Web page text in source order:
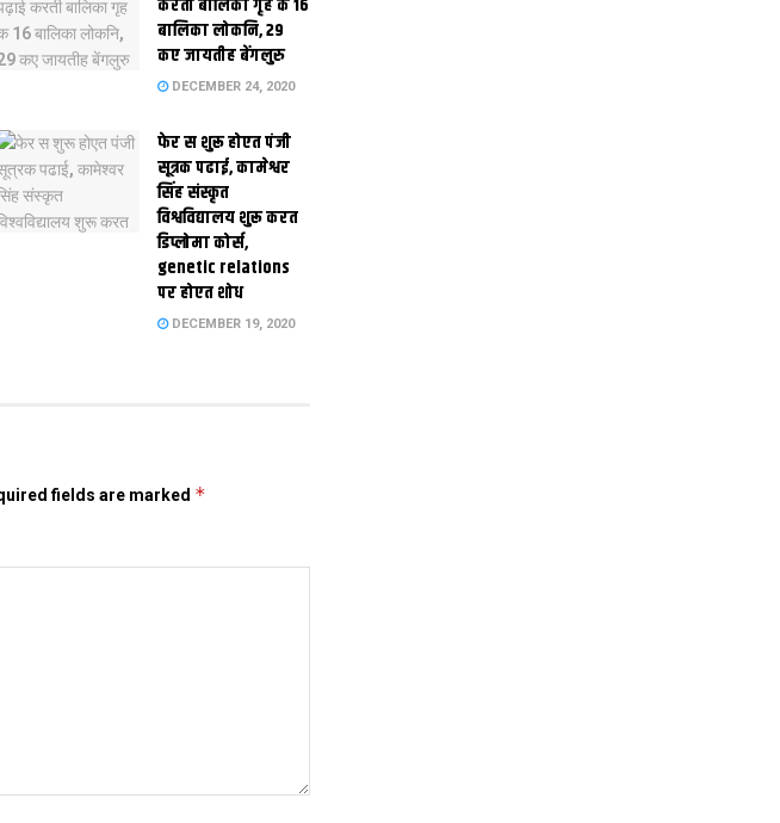
करती बालिका गृह क 16
बालिका लोकनि, 29
कए जायतीह बेंगलुरु
DECEMBER 24, 2020
फेर स शुरू होएत पंजी
सूत्रक पढाई, कामेश्वर
सिंह संस्कृत
विश्वविद्यालय शुरू करत
डिप्लोमा कोर्स,
genetic relations
पर होएत शोध
DECEMBER 19, 2020
fields are marked *